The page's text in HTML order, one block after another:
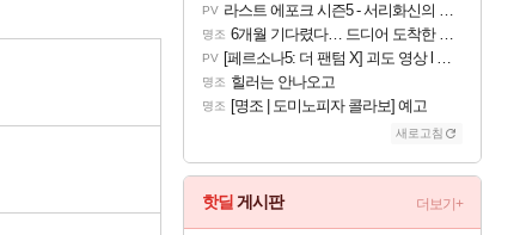
PV 라스트 에포크 시즌5 - 서리화신의 분노 티저
명조 6개월 기다렸다… 드디어 도착한 치사 메신저백! 실물 후기
PV [페르소나5: 더 팬텀 X] 괴도 영상 l 타카마키 안·댄싱 스타
명조 힐러는 안나오고
명조 [명조 | 도미노피자 콜라보] 예고
새로고침
핫딜 게시판 더보기+